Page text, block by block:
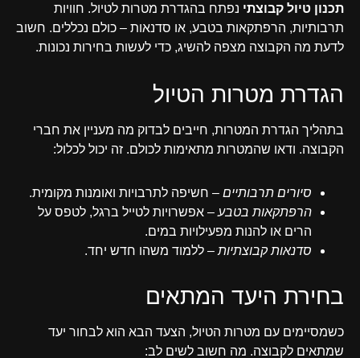
תכנון טיול קבוצתי נפתח בהגדרת מטרות לטיול. חוויות
תרבותיות, הרפתקאות בטבע, או סדנאות – כולם נכללים. חשוב
לדעת מה הקבוצה מצפה להשיג, כדי לעשות בחירות נכונות.
הגדרת מטרות הטיול
בתהליך הגדרת המטרות, חייבים לבדוק מה מעניין את חברי
הקבוצה. ודאו שהמטרות מתאימות לכולם. זה יכול לכלול:
סיורים תרבותיים – חשיפה לתרבויות ואומנות מקומית.
הרפתקאות בטבע– אפשרויות לטייל ברגל, לטפס על
הרים או להנות מפעילויות במים.
סדנאות קבוצתיות – ללמוד משהו חדש יחד.
בחירת היעד המתאים
כשמסיימים עם מטרות הטיול, הצעד הבא הוא לבחור יעד
שמתאים לקבוצה. מה חשוב לשים לב: